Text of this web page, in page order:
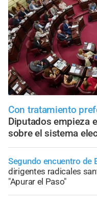
Con tratamiento
Diputados empieza
sobre el sistema
Segundo encuentro de
dirigentes radicales
"Apurar el Paso"